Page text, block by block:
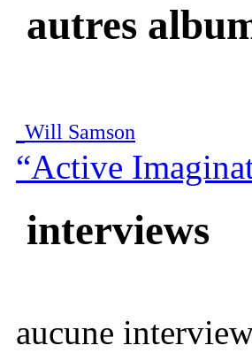
autres
Will Samson
“Active
interviews
aucune